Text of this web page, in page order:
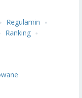
Regulamin
Ranking